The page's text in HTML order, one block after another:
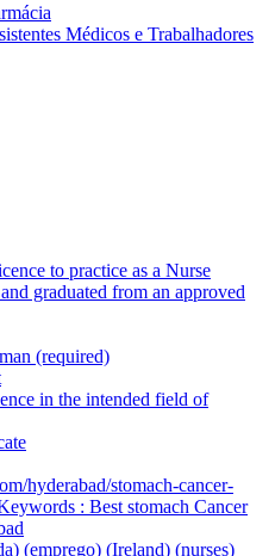
Médicos e Trabalhadores
to practice as a Nurse
graduated from an approved
(required)
in the intended field of
hyderabad/stomach-cancer-
: Best stomach Cancer
(emprego) (Ireland) (nurses)